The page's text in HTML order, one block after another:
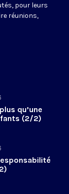
pour leurs
réunions,
qu’une
(2/2)